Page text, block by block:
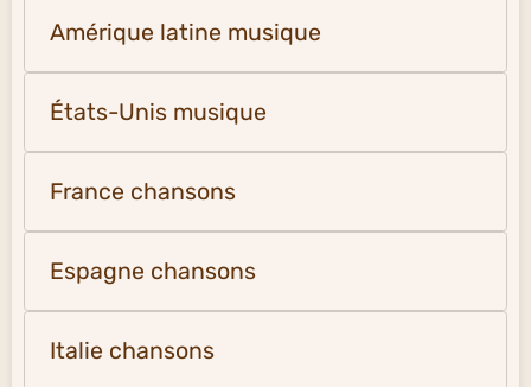
Amérique latine musique
États-Unis musique
France chansons
Espagne chansons
Italie chansons